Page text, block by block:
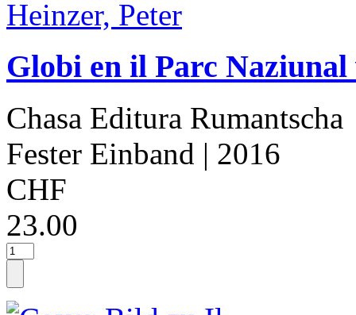
Globi en il Parc
Chasa Editura Rumantscha
Fester Einband | 2016
CHF
23.00